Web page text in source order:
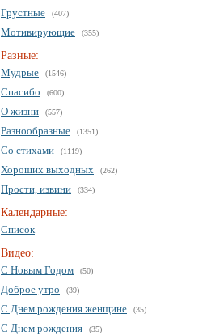
Грустные (407)
Мотивирующие (355)
Разные:
Мудрые
(1546)
Спасибо (600)
О жизни (557)
Разнообразные (1351)
Со стихами (1119)
Хороших выходных (262)
Прости, извини (334)
Календарные:
Список
Видео:
С Новым Годом
(50)
Доброе утро (39)
С Днем рождения женщине (35)
С Днем рождения (35)